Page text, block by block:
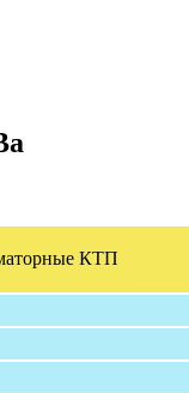
КТП